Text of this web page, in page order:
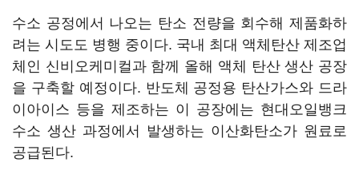
수소 공정에서 나오는 탄소 전량을 회수해 제품화하
려는 시도도 병행 중이다. 국내 최대 액체탄산 제조업
체인 신비오케미컬과 함께 올해 액체 탄산 생산 공장
을 구축할 예정이다. 반도체 공정용 탄산가스와 드라
이아이스 등을 제조하는 이 공장에는 현대오일뱅크
수소 생산 과정에서 발생하는 이산화탄소가 원료로
공급된다.